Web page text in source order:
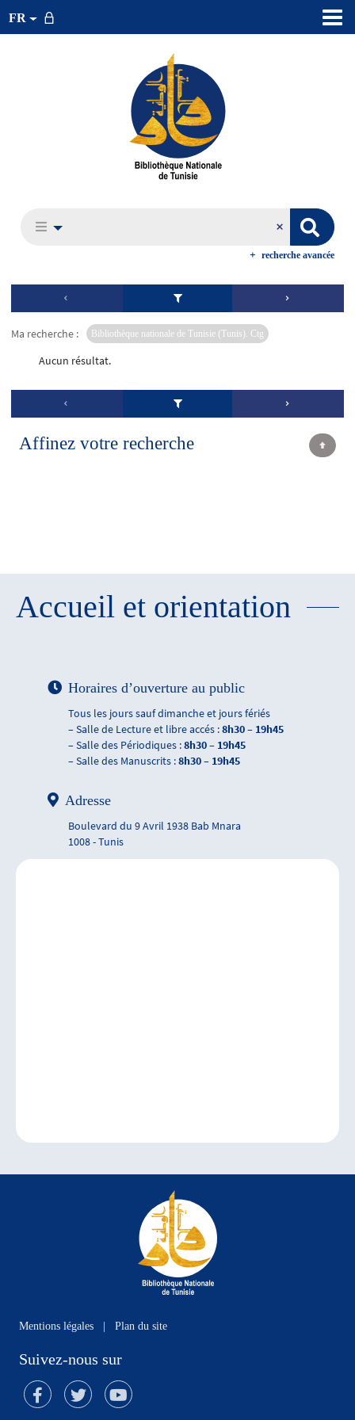
FR
recherche avancée
Ma recherche : Bibliothèque nationale de Tunisie (Tunis). Ctg
Aucun résultat.
Affinez votre recherche
Accueil et orientation
Horaires d’ouverture au public
Tous les jours sauf dimanche et jours fériés
– Salle de Lecture et libre accés :8h30 – 19h45
– Salle des Périodiques :8h30 – 19h45
– Salle des Manuscrits :8h30 – 19h45
Adresse
Boulevard du 9 Avril 1938 Bab Mnara
1008 - Tunis
Mentions légales Plan du site
Suivez-nous sur